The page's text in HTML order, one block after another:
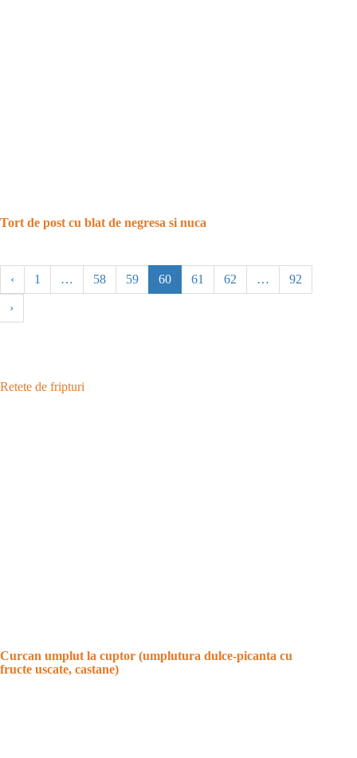
Tort de post cu blat de negresa si nuca
‹ 1 … 58 59 60 61 62 … 92
›
Retete de fripturi
Curcan umplut la cuptor (umplutura dulce-picanta cu
fructe uscate, castane)